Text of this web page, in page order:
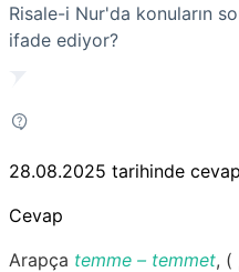
Risale-i Nur'da konuların
ifade ediyor?
28.08.2025 tarihinde
Cevap
Arapça temme – temmet